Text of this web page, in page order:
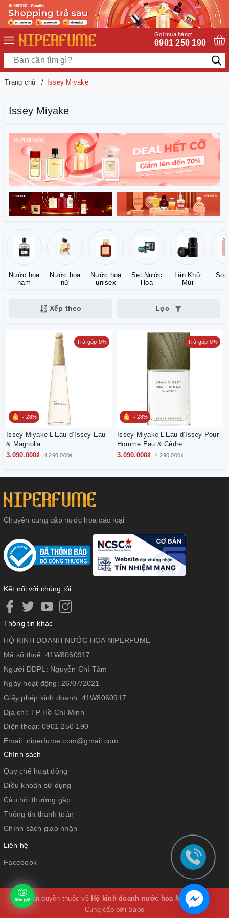
Gọi mua hàng:
0901 250 190
Trang chủ Issey Miyake
Issey Miyake
Nước hoa
nam
Nước hoa
nữ
Nước hoa
unisex
Set Nước
Hoa
Lăn Khử
Mùi
Xếp theo Lọc
- 28%
Trả góp 0%
Issey Miyake L’Eau d’Issey Eau
& Magnolia
3.090.000₫
4.290.000₫
- 28%
Trả góp 0%
Issey Miyake L’Eau d’Issey Pour
Homme Eau & Cèdre
3.090.000₫
4.290.000₫
Chuyên cung cấp nước hoa các loại
Kết nối với chúng tôi
Thông tin khác
HỘ KINH DOANH NƯỚC HOA NIPERFUME
Mã số thuế: 41W8060917
Người DDPL: Nguyễn Chí Tâm
Ngày hoạt động: 26/07/2021
Giấy phép kinh doanh: 41W8060917
Địa chỉ:TP Hồ Chí Minh
Điện thoại: 0901 250 190
Email: niperfume.com@gmail.com
Chính sách
Quy chế hoạt động
Điều khoản sử dụng
Câu hỏi thường gặp
Thông tin thanh toán
Chính sách giao nhận
Liên hệ
Facebook
© Bản quyền thuộc về Hộ kinh doanh nước hoa Niperfume
Cung cấp bởi Sapo